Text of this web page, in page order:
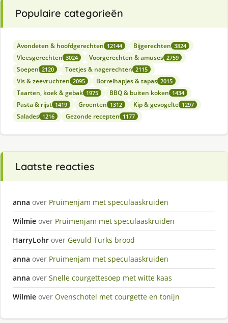
Populaire categorieën
Avondeten & hoofdgerechten 12144 Bijgerechten 3824
Vleesgerechten 3024 Voorgerechten & amuses 2759
Soepen 2120 Toetjes & nagerechten 2115
Vis & zeevruchten 2095 Borrelhapjes & tapas 2015
Taarten, koek & gebak 1975 BBQ & buiten koken 1434
Pasta & rijst 1419 Groenten 1312 Kip & gevogelte 1297
Salades 1216 Gezonde recepten 1177
Laatste reacties
anna over Pruimenjam met speculaaskruiden
Wilmie over Pruimenjam met speculaaskruiden
HarryLohr over Gevuld Turks brood
anna over Pruimenjam met speculaaskruiden
anna over Snelle courgettesoep met witte kaas
Wilmie over Ovenschotel met courgette en tonijn